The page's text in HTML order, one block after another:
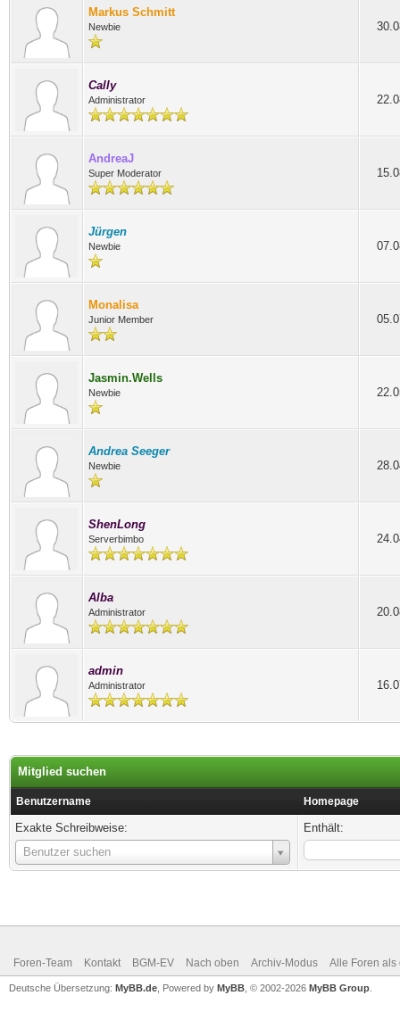
Markus Schmitt
Newbie
Cally
Administrator
AndreaJ
Super Moderator
Jürgen
Newbie
Monalisa
Junior Member
Jasmin.Wells
Newbie
Andrea Seeger
Newbie
ShenLong
Serverbimbo
Alba
Administrator
admin
Administrator
Mitglied suchen
Benutzername Homepage
Exakte Schreibweise:
Benutzer suchen
Benutzername
Enthält:
Foren-Team Kontakt BGM-EV Nach oben Archiv-Modus Alle Foren als
Deutsche Übersetzung: MyBB.de , Powered by MyBB , © 2002-2026 MyBB Group